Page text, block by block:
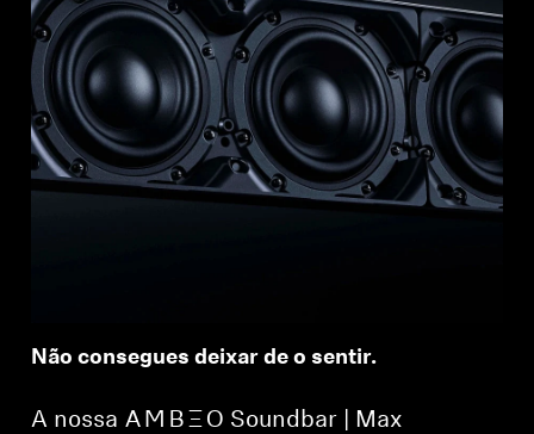
Não consegues deixar de o sentir.
A nossa -AMBEO- Soundbar | Max